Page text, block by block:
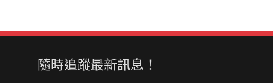
隨時追蹤最新訊息！